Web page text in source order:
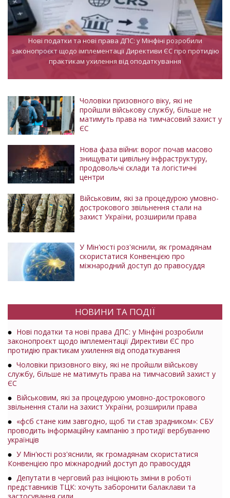
Нові податки та нові права ДПС: у Мінфіні розробили
законопроєкт щодо імплементації Директиви ЄС про протидію
практикам ухилення від оподаткування
Чоловіки призовного віку, які не
пройшли військову службу, більше не
матимуть права на тимчасовий захист у
ЄС
Нова фаза війни: ворог почав масово
знищувати цивільну інфраструктуру,
продовольчі склади та логістичні
центри
Військовим, які за процедурою умовно-
дострокового звільнення стали на
захист України, розширили права
У Мін'юсті роз'яснили, як громадянам
скористатися Конвенцією про
міжнародний доступ до правосуддя
НОВИНИ ТА ПОДІЇ
Нові податки та нові права ДПС: у Мінфіні розробили
законопроєкт щодо імплементації Директиви ЄС про
протидію практикам ухилення від оподаткування
Чоловіки призовного віку, які не пройшли військову
службу, більше не матимуть права на тимчасовий захист у
ЄС
Військовим, які за процедурою умовно-дострокового
звільнення стали на захист України, розширили права
«фсб стане ким завгодно, щоб ти став зрадником»: СБУ
проводить інформаційну кампанію з протидії вербуванню
українців
У Мін'юсті роз'яснили, як громадянам скористатися
Конвенцією про міжнародний доступ до правосуддя
Депутати в черговий раз ініціюють зміни в роботі
представників ТЦК: хочуть заборонити балаклави та